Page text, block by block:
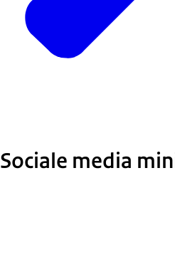
Sociale media